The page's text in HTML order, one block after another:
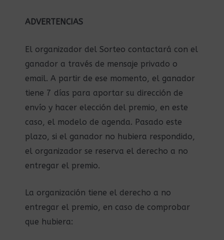
ADVERTENCIAS
El organizador del Sorteo contactará con el
ganador a través de mensaje privado o
email. A partir de ese momento, el ganador
tiene 7 días para aportar su dirección de
envío y hacer elección del premio, en este
caso, el modelo de agenda. Pasado este
plazo, si el ganador no hubiera respondido,
el organizador se reserva el derecho a no
entregar el premio.
La organización tiene el derecho a no
entregar el premio, en caso de comprobar
que hubiera: